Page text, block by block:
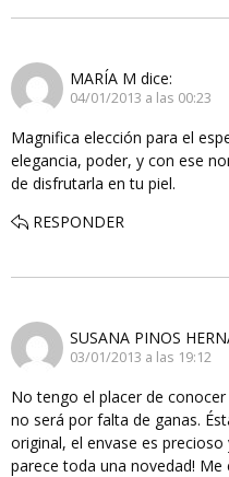
MARÍA M dice:
04/01/2013 a las 00:23
Magnifica elección para el
elegancia, poder, y con ese
de disfrutarla en tu piel.
RESPONDER
SUSANA PINOS
03/01/2013 a las 19:12
No tengo el placer de
no será por falta de ganas.
original, el envase es
parece toda una novedad! Me